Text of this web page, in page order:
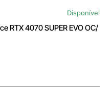
Disponível
RTX 4070 SUPER EVO OC/